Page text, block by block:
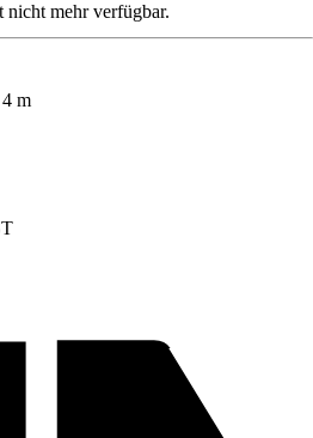
mehr verfügbar.
4 m